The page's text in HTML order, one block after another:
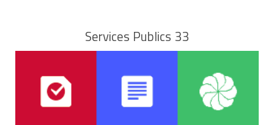
Services Publics 33